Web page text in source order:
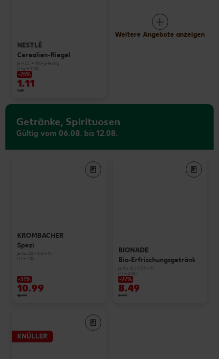
NESTLÉ
Cerealien-Riegel
je 4 St. = 100-g-Packg.
(1 kg = 11.10)
-25%
1.11
1.49
Weitere Angebote anzeigen
Getränke, Spirituosen
Gültig vom 06.08. bis 12.08.
KROMBACHER
Spezi
je Ka. 20 x 0,5-l-Fl.
(1 l = 1.10)
-31%
10.99
15.99
BIONADE
Bio-Erfrischungsgetränk
je Ka. 12 x 0,33-l-Fl.
(1 l = 2.15)
-27%
8.49
11.79
KNÜLLER